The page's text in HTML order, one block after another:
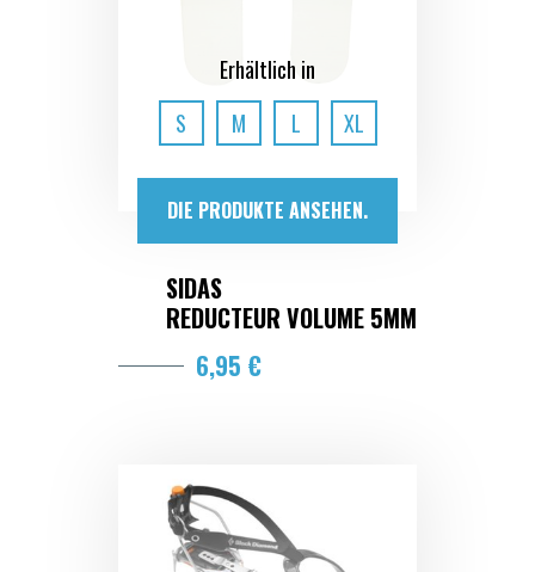
Erhältlich in
S
M L XL
DIE PRODUKTE ANSEHEN.
SIDAS
REDUCTEUR VOLUME 5MM
6,95 €